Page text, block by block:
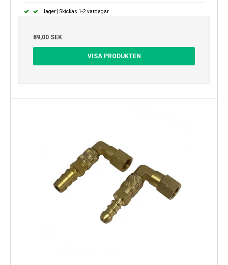
I lager | Skickas 1-2 vardagar
89,00 SEK
VISA PRODUKTEN